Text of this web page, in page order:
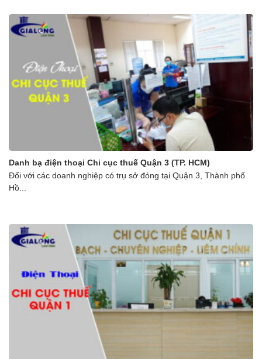
Danh bạ điện thoại Chi cục thuế Quận 3 (TP. HCM)
Đối với các doanh nghiệp có trụ sở đóng tại Quận 3, Thành phố
Hồ...